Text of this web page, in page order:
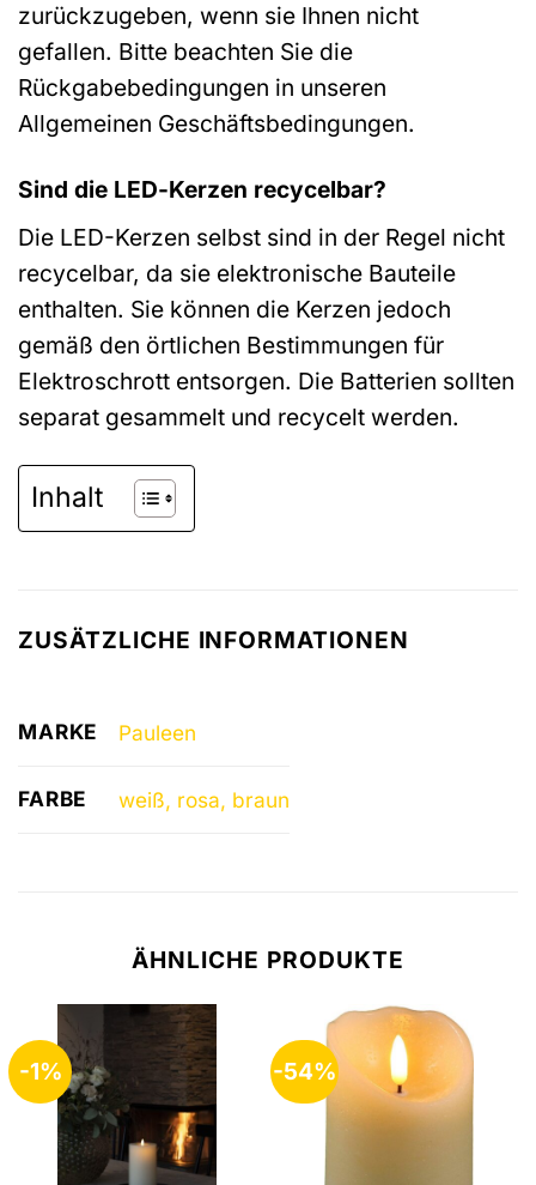
zurückzugeben, wenn sie Ihnen nicht
gefallen. Bitte beachten Sie die
Rückgabebedingungen in unseren
Allgemeinen Geschäftsbedingungen.
Sind die LED-Kerzen recycelbar?
Die LED-Kerzen selbst sind in der Regel nicht
recycelbar, da sie elektronische Bauteile
enthalten. Sie können die Kerzen jedoch
gemäß den örtlichen Bestimmungen für
Elektroschrott entsorgen. Die Batterien sollten
separat gesammelt und recycelt werden.
Inhalt
ZUSÄTZLICHE INFORMATIONEN
MARKE Pauleen
FARBE weiß, rosa, braun
ÄHNLICHE PRODUKTE
-1% -54%